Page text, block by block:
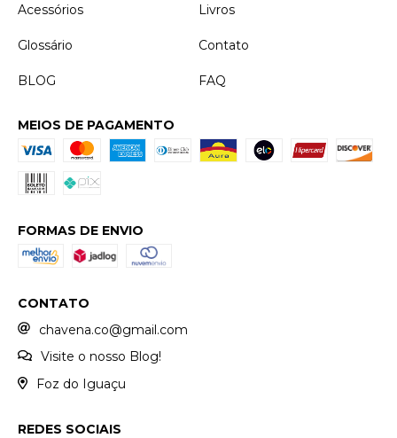
Acessórios Livros
Glossário Contato
BLOG FAQ
MEIOS DE PAGAMENTO
FORMAS DE ENVIO
CONTATO
chavena.co@gmail.com
Visite o nosso Blog!
Foz do Iguaçu
REDES SOCIAIS